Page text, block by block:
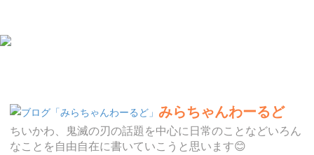
みらちゃんわーるど
ちいかわ、鬼滅の刃の話題を中心に日常のことなどいろん
なことを自由自在に書いていこうと思います😊